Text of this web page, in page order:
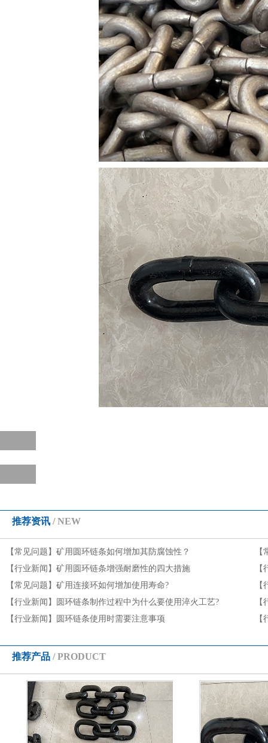
推荐资讯 / NEW
【常见问题】 矿用圆环链条如何增加其防腐蚀性？
【行业新闻】 矿用圆环链条增强耐磨性的四大措施
【常见问题】 矿用连接环如何增加使用寿命?
【行业新闻】
圆环链条制作过程中为什么要使用淬火工艺?
【行业新闻】
圆环链条使用时需要注意事项
推荐产品 / PRODUCT